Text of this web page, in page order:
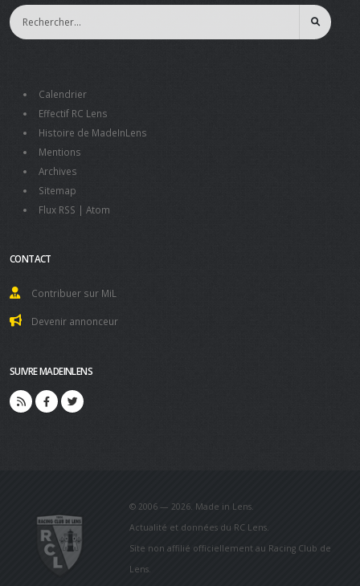
Calendrier
Effectif RC Lens
Histoire de MadeInLens
Mentions
Archives
Sitemap
Flux RSS | Atom
CONTACT
Contribuer sur MiL
Devenir annonceur
SUIVRE MADEINLENS
© 2006 — 2026. Made in Lens.
Actualité et données du RC Lens.
Site non affilié officiellement au Racing Club de
Lens.